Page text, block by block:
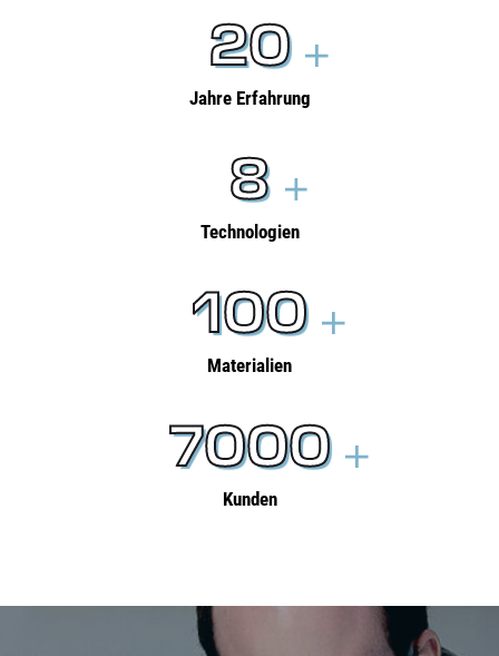
20
Jahre Erfahrung
8
Technologien
100
Materialien
7000
Kunden